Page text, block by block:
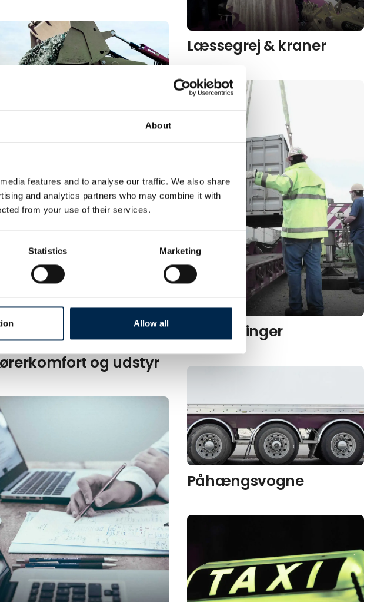
About
features and to analyse our traffic. We also share
and analytics partners who may combine it with
from your use of their services.
Statistics Marketing
Allow all
og udstyr
Læssegrej & kraner
Opbygninger
Påhængsvogne